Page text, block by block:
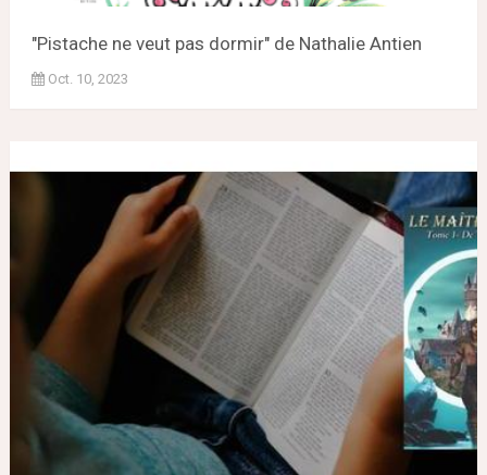
"Pistache ne veut pas dormir" de Nathalie Antien
Oct. 10, 2023